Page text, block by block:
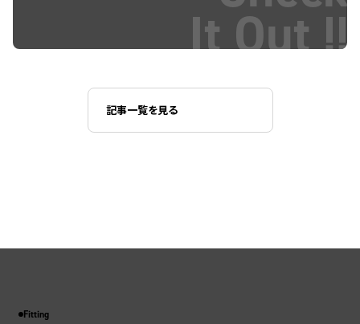
It Out !!
記事一覧を見る
Fitting